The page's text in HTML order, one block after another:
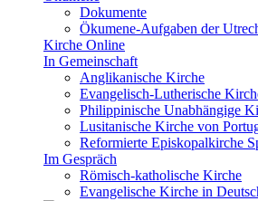
Dokumente
Ökumene-Aufgaben der
Kirche Online
In Gemeinschaft
Anglikanische Kirche
Evangelisch-Lutherische
Philippinische Unabhängige
Lusitanische Kirche von
Reformierte Episkopalkirche
Im Gespräch
Römisch-katholische Kirche
Evangelische Kirche in